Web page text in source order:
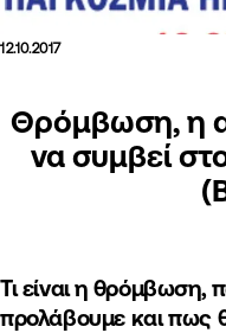
12.10.2017
Θρόμβωση, η
να συμβεί
Τι είναι η θρόμβωση,
προλάβουμε και πως